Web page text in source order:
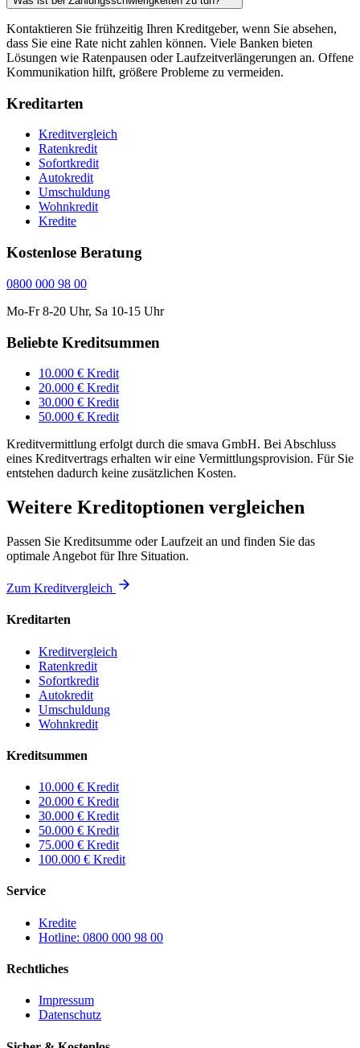
Kontaktieren Sie frühzeitig Ihren Kreditgeber, wenn Sie absehen,
dass Sie eine Rate nicht zahlen können. Viele Banken bieten
Lösungen wie Ratenpausen oder Laufzeitverlängerungen an. Offene
Kommunikation hilft, größere Probleme zu vermeiden.
Kreditarten
Kreditvergleich
Ratenkredit
Sofortkredit
Autokredit
Umschuldung
Wohnkredit
Kredite
Kostenlose Beratung
0800 000 98 00
Mo-Fr 8-20 Uhr, Sa 10-15 Uhr
Beliebte Kreditsummen
10.000 € Kredit
20.000 € Kredit
30.000 € Kredit
50.000 € Kredit
Kreditvermittlung erfolgt durch die smava GmbH. Bei Abschluss
eines Kreditvertrags erhalten wir eine Vermittlungsprovision. Für Sie
entstehen dadurch keine zusätzlichen Kosten.
Weitere Kreditoptionen vergleichen
Passen Sie Kreditsumme oder Laufzeit an und finden Sie das
optimale Angebot für Ihre Situation.
Zum Kreditvergleich
Kreditarten
Kreditvergleich
Ratenkredit
Sofortkredit
Autokredit
Umschuldung
Wohnkredit
Kreditsummen
10.000 € Kredit
20.000 € Kredit
30.000 € Kredit
50.000 € Kredit
75.000 € Kredit
100.000 € Kredit
Service
Kredite
Hotline: 0800 000 98 00
Rechtliches
Impressum
Datenschutz